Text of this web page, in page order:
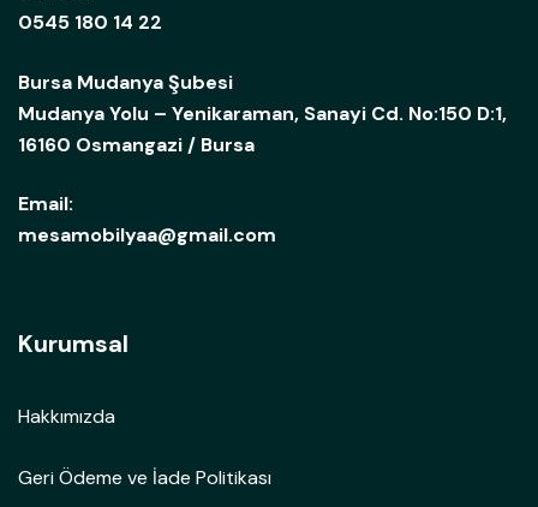
0545 180 14 22
Bursa Mudanya Şubesi
Mudanya Yolu – Yenikaraman, Sanayi Cd. No:150 D:1,
16160 Osmangazi / Bursa
Email:
mesamobilyaa@gmail.com
Kurumsal
Hakkımızda
Geri Ödeme ve İade Politikası